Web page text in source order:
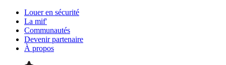
Louer en sécurité
La mif'
Communautés
Devenir partenaire
À propos